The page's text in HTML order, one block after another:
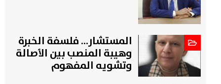
المستشار... فلسفة الخبرة
وهيبة المنصب بين الأصالة
وتشويه المفهوم